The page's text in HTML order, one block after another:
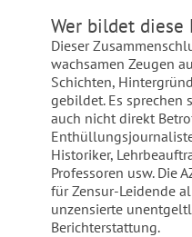
Wer bildet diese
Dieser
wachsamen Zeugen
Schichten,
gebildet. Es sprechen
auch nicht direkt
Historiker,
Professoren usw. Die
für Zensur-Leidende
unzensierte
Berichterstattung.